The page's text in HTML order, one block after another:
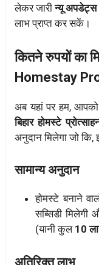
लेकर जारीन्यू अपडेट्स
लाभ प्राप्त कर सकें।
कितने रुपयों का
Homestay
अब यहां पर हम, आपको
बिहार होमस्टे
अनुदान मिलेगा जो कि,
सामान्य अनुदान
होमस्टे बनाने
सब्सिडी मिलेगी
(यानी कुल 10
अतिरिक्त लाभ